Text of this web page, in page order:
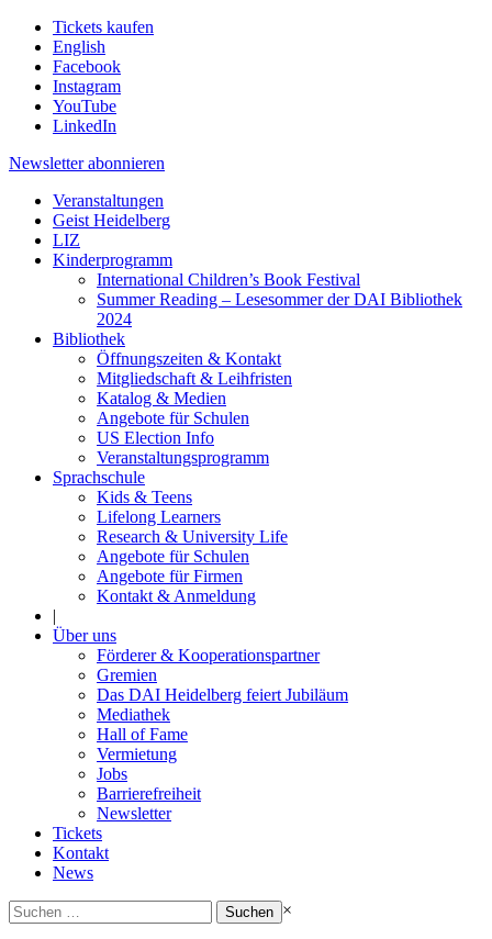
Tickets kaufen
English
Facebook
Instagram
YouTube
LinkedIn
Newsletter abonnieren
Veranstaltungen
Geist Heidelberg
LIZ
Kinderprogramm
International Children’s Book Festival
Summer Reading – Lesesommer der DAI Bibliothek
2024
Bibliothek
Öffnungszeiten & Kontakt
Mitgliedschaft & Leihfristen
Katalog & Medien
Angebote für Schulen
US Election Info
Veranstaltungsprogramm
Sprachschule
Kids & Teens
Lifelong Learners
Research & University Life
Angebote für Schulen
Angebote für Firmen
Kontakt & Anmeldung
|
Über uns
Förderer & Kooperationspartner
Gremien
Das DAI Heidelberg feiert Jubiläum
Mediathek
Hall of Fame
Vermietung
Jobs
Barrierefreiheit
Newsletter
Tickets
Kontakt
News
Suchen
nach:
×